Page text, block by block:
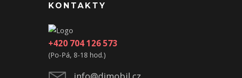
KONTAKTY
+420 704 126 573
(Po-Pá, 8-18 hod.)